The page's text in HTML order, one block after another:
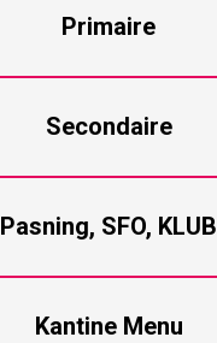
Primaire
Secondaire
Pasning, SFO, KLUB
Kantine Menu